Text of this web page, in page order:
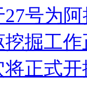
号为
挖掘工
将正式